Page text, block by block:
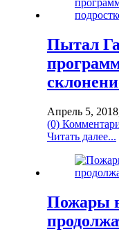
Пытал
Апрель 5,
(0)
Читать далее...
Пожары